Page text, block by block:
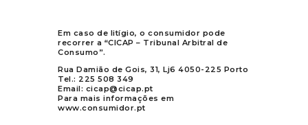
Em caso de litígio, o consumidor pode
recorrer a “CICAP – Tribunal Arbitral de
Consumo”.
Rua Damião de Gois, 31, Lj6 4050-225 Porto
Tel.: 225 508 349
Email: cicap@cicap.pt
Para mais informações em
www.consumidor.pt